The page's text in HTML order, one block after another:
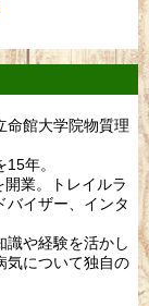
命館大学院物質理
年。
業。トレイルラ
バイザー、インタ
識や経験を活かし
気について独自の